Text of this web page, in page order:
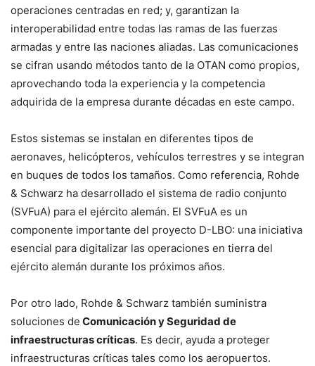
operaciones centradas en red; y, garantizan la
interoperabilidad entre todas las ramas de las fuerzas
armadas y entre las naciones aliadas. Las comunicaciones
se cifran usando métodos tanto de la OTAN como propios,
aprovechando toda la experiencia y la competencia
adquirida de la empresa durante décadas en este campo.
Estos sistemas se instalan en diferentes tipos de
aeronaves, helicópteros, vehículos terrestres y se integran
en buques de todos los tamaños. Como referencia, Rohde
& Schwarz ha desarrollado el sistema de radio conjunto
(SVFuA) para el ejército alemán. El SVFuA es un
componente importante del proyecto D-LBO: una iniciativa
esencial para digitalizar las operaciones en tierra del
ejército alemán durante los próximos años.
Por otro lado, Rohde & Schwarz también suministra
soluciones de Comunicación y Seguridad de
infraestructuras críticas. Es decir, ayuda a proteger
infraestructuras críticas tales como los aeropuertos.